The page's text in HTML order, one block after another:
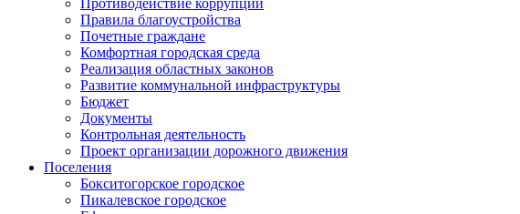
Противодействие коррупции
Правила благоустройства
Почетные граждане
Комфортная городская среда
Реализация областных законов
Развитие коммунальной инфраструктуры
Бюджет
Документы
Контрольная деятельность
Проект организации дорожного движения
Поселения
Бокситогорское городское
Пикалевское городское